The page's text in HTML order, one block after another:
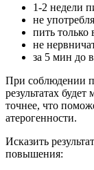
1-2 недели
не
пить только
не
за 5 мин до
При соблюдении
результатах
точнее, что
атерогенности.
Исказить
повышения: